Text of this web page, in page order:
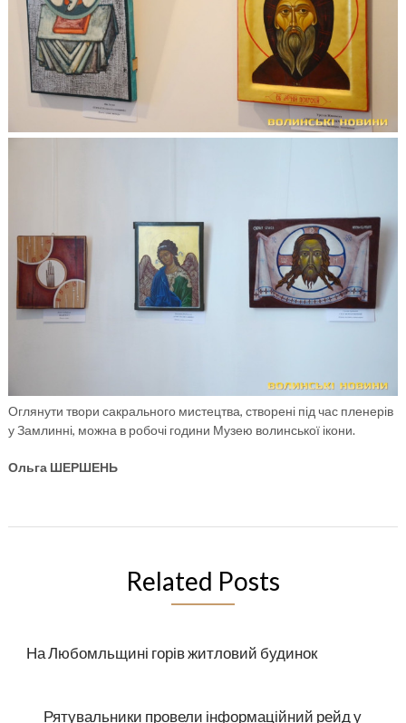
Оглянути твори сакрального мистецтва, створені під час пленерів
у Замлинні, можна в робочі години Музею волинської ікони.
Ольга ШЕРШЕНЬ
Related Posts
На Любомльщині горів житловий будинок
Рятувальники провели інформаційний рейд у